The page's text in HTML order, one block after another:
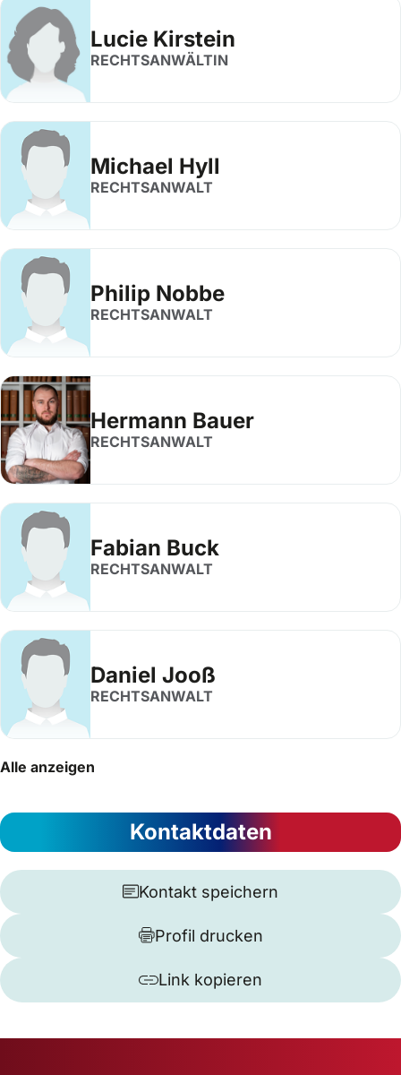
Lucie Kirstein
RECHTSANWÄLTIN
Michael Hyll
RECHTSANWALT
Philip Nobbe
RECHTSANWALT
Hermann Bauer
RECHTSANWALT
Fabian Buck
RECHTSANWALT
Daniel Jooß
RECHTSANWALT
Alle anzeigen
Kontaktdaten
Kontakt speichern
Profil drucken
Link kopieren